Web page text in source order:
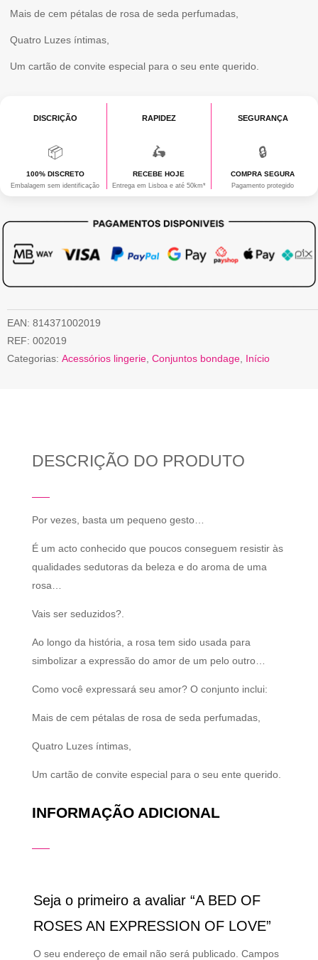
LOVE
Mais de cem pétalas de rosa de seda perfumadas,
Quatro Luzes íntimas,
Um cartão de convite especial para o seu ente querido.
DISCRIÇÃO
📦
100% DISCRETO
Embalagem sem identificação
RAPIDEZ
🛵
RECEBE HOJE
Entrega em Lisboa e até 50km*
SEGURANÇA
🔒
COMPRA SEGURA
Pagamento protegido
EAN: 814371002019
REF: 002019
Categorias: Acessórios lingerie, Conjuntos bondage, Início
DESCRIÇÃO DO PRODUTO
Por vezes, basta um pequeno gesto…
É um acto conhecido que poucos conseguem resistir às
qualidades sedutoras da beleza e do aroma de uma
rosa…
Vais ser seduzidos?.
Ao longo da história, a rosa tem sido usada para
simbolizar a expressão do amor de um pelo outro…
Como você expressará seu amor? O conjunto inclui:
Mais de cem pétalas de rosa de seda perfumadas,
Quatro Luzes íntimas,
Um cartão de convite especial para o seu ente querido.
INFORMAÇÃO ADICIONAL
Seja o primeiro a avaliar “A BED OF
ROSES AN EXPRESSION OF LOVE”
O seu endereço de email não será publicado. Campos